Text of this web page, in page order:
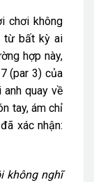
chơi không
từ bất kỳ ai
hợp này,
(par 3) của
anh quay về
tay, ám chỉ
xác nhận:
không nghĩ